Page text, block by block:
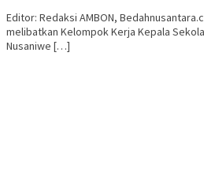
Editor: Redaksi AMBON,
melibatkan Kelompok Kerja Kepala
Nusaniwe […]